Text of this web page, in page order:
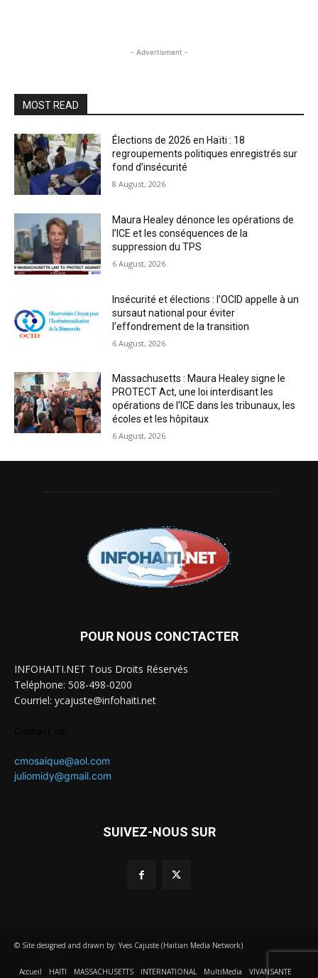
- Advertisment -
MOST READ
Élections de 2026 en Haïti : 18
regroupements politiques enregistrés sur
fond d’insécurité
8 August, 2026
Maura Healey dénonce les opérations de
l’ICE et les conséquences de la
suppression du TPS
6 August, 2026
Insécurité et élections : l’OCID appelle à un
sursaut national pour éviter
l’effondrement de la transition
6 August, 2026
Massachusetts : Maura Healey signe le
PROTECT Act, une loi interdisant les
opérations de l’ICE dans les tribunaux, les
écoles et les hôpitaux
6 August, 2026
POUR NOUS CONCTACTER
INFOHAITI.NET Tous Droits Réservés
Teléphone: 508-498-0200
Courriel: ycajuste@infohaiti.net
cmosaique@aol.com
juliomidy@gmail.com
SUIVEZ-NOUS SUR
© Site designed and drawn by: Yves Cajuste (Haitian Media Network)
Accueil HAITI MASSACHUSETTS INTERNATIONAL MultiMedia VIVANSANTE